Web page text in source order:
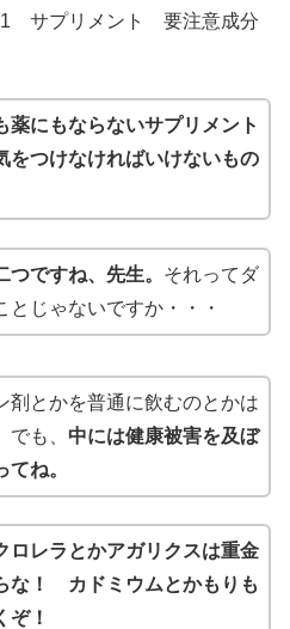
サプリメント 要注意成分
薬にもならないサプリメント
をつけなければいけないもの
つですね、先生。 それってダ
とじゃないですか・・・
剤とかを普通に飲むのとかは
も、 中には健康被害を及ぼ
ね。
ロレラとかアガリクスは重金
な！ カドミウムとかもりも
ぞ！